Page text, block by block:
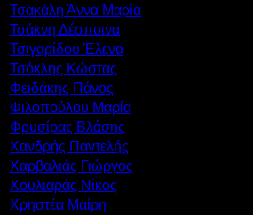
Τσακάλη Άννα Μαρία
Τσάκνη Δέσποινα
Τσιγαρίδου Έλενα
Τσόκλης Κώστας
Φειδάκης Πάνος
Φιλοπούλου Μαρία
Φρυσίρας Βλάσης
Χανδρής Παντελής
Χαρβαλιάς Γιώργος
Χουλιαράς Νίκος
Χρηστέα Μαίρη